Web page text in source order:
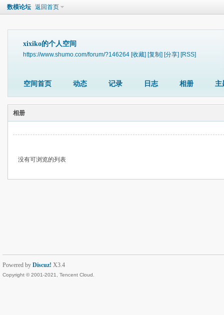
数模论坛 返回首页
xixiko的个人空间
https://www.shumo.com/forum/?146264 [收藏] [复制] [分享] [RSS]
空间首页 动态 记录 日志 相册 主
相册
没有可浏览的列表
Powered by Discuz! X3.4
Copyright © 2001-2021, Tencent Cloud.